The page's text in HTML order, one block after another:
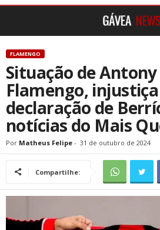
FLAMENGO
Situação de
Flamengo,
declaração de
notícias do Mais
Por Matheus Felipe - 31 de outubro de 2024
Compartilhe: